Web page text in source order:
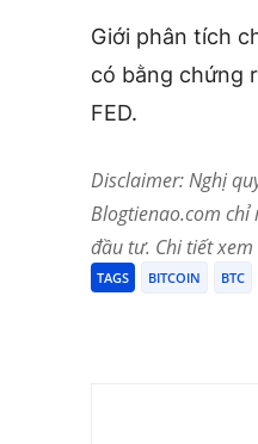
Giới phân tích
có bằng chứng
FED.
Disclaimer: Nghị
Blogtienao.com
đầu tư. Chi tiết
TAGS BITCOIN BTC